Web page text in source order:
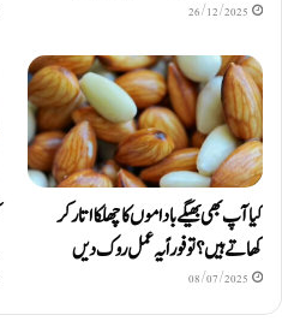
26/12/2025
کیا آپ بھی بھیگے باداموں کا چھلکا اتار کر
کھاتے ہیں؟ تو فوراً یہ عمل روک دیں
08/07/2025